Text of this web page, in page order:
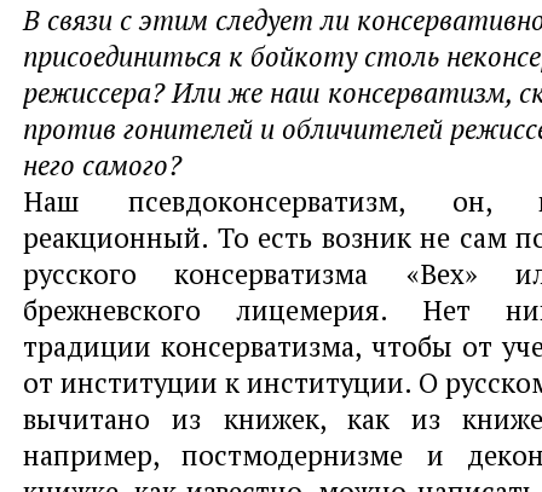
В связи с этим следует ли
присоединиться к бойкоту столь
режиссера? Или же наш консерватизм,
против гонителей и обличителей
него самого?
Наш псевдоконсерватизм, он,
реакционный. То есть возник не сам
русского консерватизма
брежневского лицемерия. Нет
традиции консерватизма, чтобы от
от институции к институции. О
вычитано из книжек, как из
например, постмодернизме и